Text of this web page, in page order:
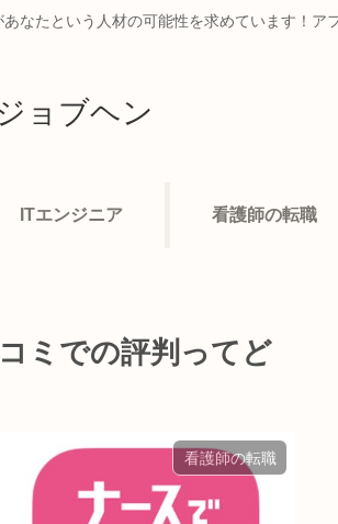
なたという人材の可能性を求めています！ア
ョブヘン
ITエンジニア 看護師の転職
ミでの評判ってど
看護師の転職